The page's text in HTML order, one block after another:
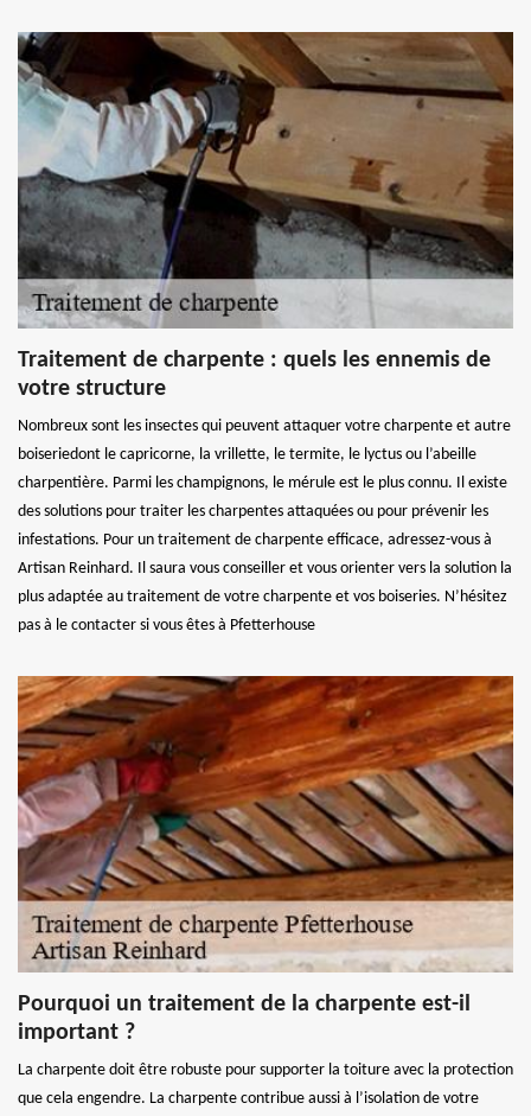
Traitement de charpente : quels les ennemis de
votre structure
Nombreux sont les insectes qui peuvent attaquer votre charpente et autre
boiseriedont le capricorne, la vrillette, le termite, le lyctus ou l’abeille
charpentière. Parmi les champignons, le mérule est le plus connu. Il existe
des solutions pour traiter les charpentes attaquées ou pour prévenir les
infestations. Pour un traitement de charpente efficace, adressez-vous à
Artisan Reinhard. Il saura vous conseiller et vous orienter vers la solution la
plus adaptée au traitement de votre charpente et vos boiseries. N’hésitez
pas à le contacter si vous êtes à Pfetterhouse
Pourquoi un traitement de la charpente est-il
important ?
La charpente doit être robuste pour supporter la toiture avec la protection
que cela engendre. La charpente contribue aussi à l’isolation de votre